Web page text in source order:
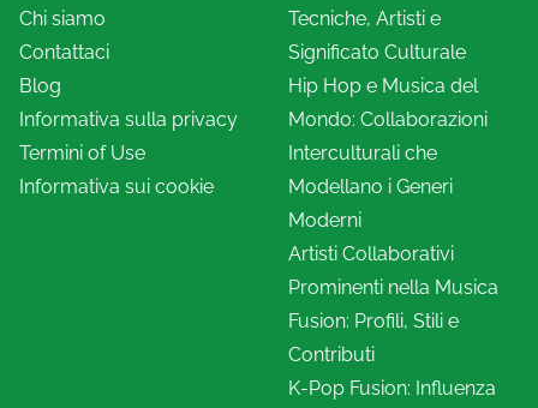
Chi siamo
Contattaci
Blog
Informativa sulla privacy
Termini of Use
Informativa sui cookie
Tecniche, Artisti e
Significato Culturale
Hip Hop e Musica del
Mondo: Collaborazioni
Interculturali che
Modellano i Generi
Moderni
Artisti Collaborativi
Prominenti nella Musica
Fusion: Profili, Stili e
Contributi
K-Pop Fusion: Influenza